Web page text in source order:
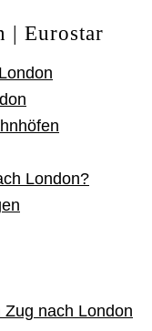
| Eurostar
London?
nach London